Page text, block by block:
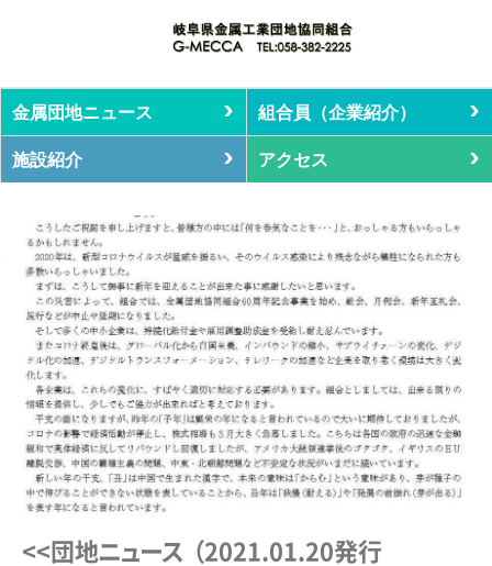
金属団地ニュース 組合員（企業紹介）
施設紹介 アクセス
<<団地ニュース（2021.01.20発行